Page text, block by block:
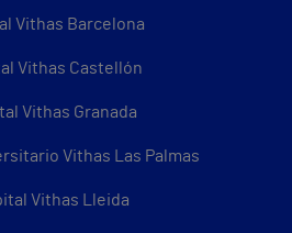
Vithas Barcelona
Vithas Castellón
Vithas Granada
Vithas Las Palmas
Vithas Lleida